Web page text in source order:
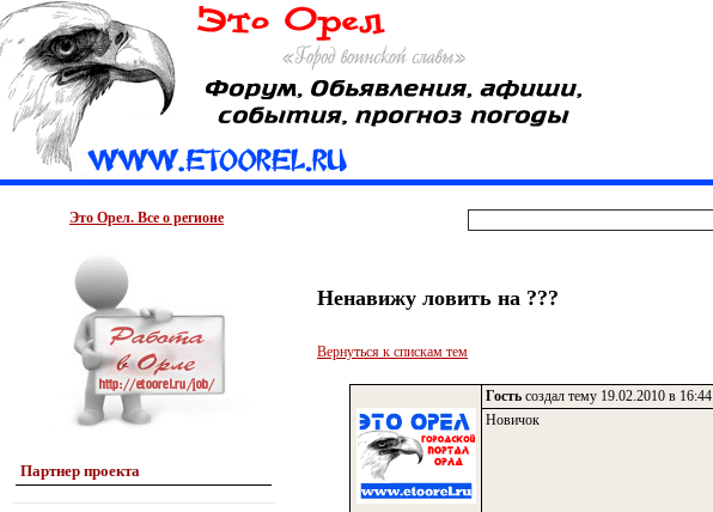
Это Орел. Все о регионе
Партнер проекта
Ненавижу ловить на ???
Вернуться к спискам тем
Гость создал тему 19.02.2010 в 16:44
Новичок